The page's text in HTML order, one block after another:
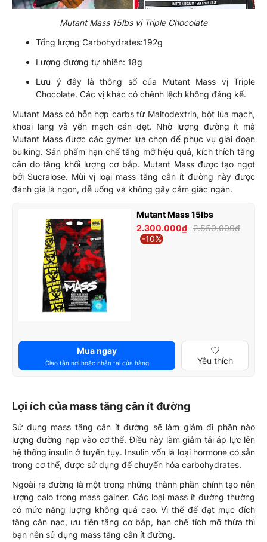
Mutant Mass 15lbs vị Triple Chocolate
Tổng lượng Carbohydrates:192g
Lượng đường tự nhiên: 18g
Lưu ý đây là thông số của Mutant Mass vị Triple
Chocolate. Các vị khác có chênh lệch không đáng kể.
Mutant Mass có hỗn hợp carbs từ Maltodextrin, bột lúa mạch,
khoai lang và yến mạch cán dẹt. Nhờ lượng đường ít mà
Mutant Mass được các gymer lựa chọn để phục vụ giai đoạn
bulking. Sản phẩm hạn chế tăng mỡ hiệu quả, kích thích tăng
cân do tăng khối lượng cơ bắp. Mutant Mass được tạo ngọt
bởi Sucralose. Mùi vị loại mass tăng cân ít đường này được
đánh giá là ngon, dễ uống và không gây cảm giác ngán.
Mutant Mass 15lbs
2.300.000₫ 2.550.000₫
-10%
Mua ngay
Giao tận nơi hoặc nhận tại cửa hàng Yêu thích
Lợi ích của mass tăng cân ít đường
Sử dụng mass tăng cân ít đường sẽ làm giảm đi phần nào
lượng đường nạp vào cơ thể. Điều này làm giảm tải áp lực lên
hệ thống insulin ở tuyến tụy. Insulin vốn là loại hormone có sẵn
trong cơ thể, được sử dụng để chuyển hóa carbohydrates.
Ngoài ra đường là một trong những thành phần chính tạo nên
lượng calo trong mass gainer. Các loại mass ít đường thường
có mức năng lượng không quá cao. Vì thế để đạt mục đích
tăng cân nạc, ưu tiên tăng cơ bắp, hạn chế tích mỡ thừa thì
bạn nên sử dụng mass tăng cân ít đường.